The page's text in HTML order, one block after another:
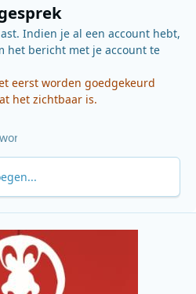
Indien je al een account hebt,
het bericht met je account te
eerst worden goedgekeurd
het zichtbaar is.